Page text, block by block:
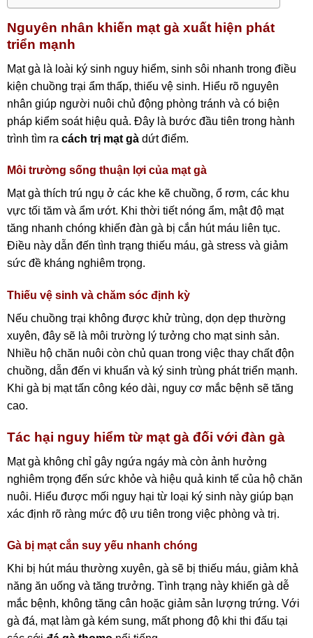
Nguyên nhân khiến mạt gà xuất hiện phát
triển mạnh
Mạt gà là loài ký sinh nguy hiểm, sinh sôi nhanh trong điều
kiện chuồng trại ẩm thấp, thiếu vệ sinh. Hiểu rõ nguyên
nhân giúp người nuôi chủ động phòng tránh và có biện
pháp kiểm soát hiệu quả. Đây là bước đầu tiên trong hành
trình tìm ra cách trị mạt gà dứt điểm.
Môi trường sống thuận lợi của mạt gà
Mạt gà thích trú ngụ ở các khe kẽ chuồng, ổ rơm, các khu
vực tối tăm và ẩm ướt. Khi thời tiết nóng ẩm, mật độ mạt
tăng nhanh chóng khiến đàn gà bị cắn hút máu liên tục.
Điều này dẫn đến tình trạng thiếu máu, gà stress và giảm
sức đề kháng nghiêm trọng.
Thiếu vệ sinh và chăm sóc định kỳ
Nếu chuồng trại không được khử trùng, dọn dẹp thường
xuyên, đây sẽ là môi trường lý tưởng cho mạt sinh sản.
Nhiều hộ chăn nuôi còn chủ quan trong việc thay chất độn
chuồng, dẫn đến vi khuẩn và ký sinh trùng phát triển mạnh.
Khi gà bị mạt tấn công kéo dài, nguy cơ mắc bệnh sẽ tăng
cao.
Tác hại nguy hiểm từ mạt gà đối với đàn gà
Mạt gà không chỉ gây ngứa ngáy mà còn ảnh hưởng
nghiêm trọng đến sức khỏe và hiệu quả kinh tế của hộ chăn
nuôi. Hiểu được mối nguy hại từ loại ký sinh này giúp bạn
xác định rõ ràng mức độ ưu tiên trong việc phòng và trị.
Gà bị mạt cắn suy yếu nhanh chóng
Khi bị hút máu thường xuyên, gà sẽ bị thiếu máu, giảm khả
năng ăn uống và tăng trưởng. Tình trạng này khiến gà dễ
mắc bệnh, không tăng cân hoặc giảm sản lượng trứng. Với
gà đá, mạt làm gà kém sung, mất phong độ khi thi đấu tại